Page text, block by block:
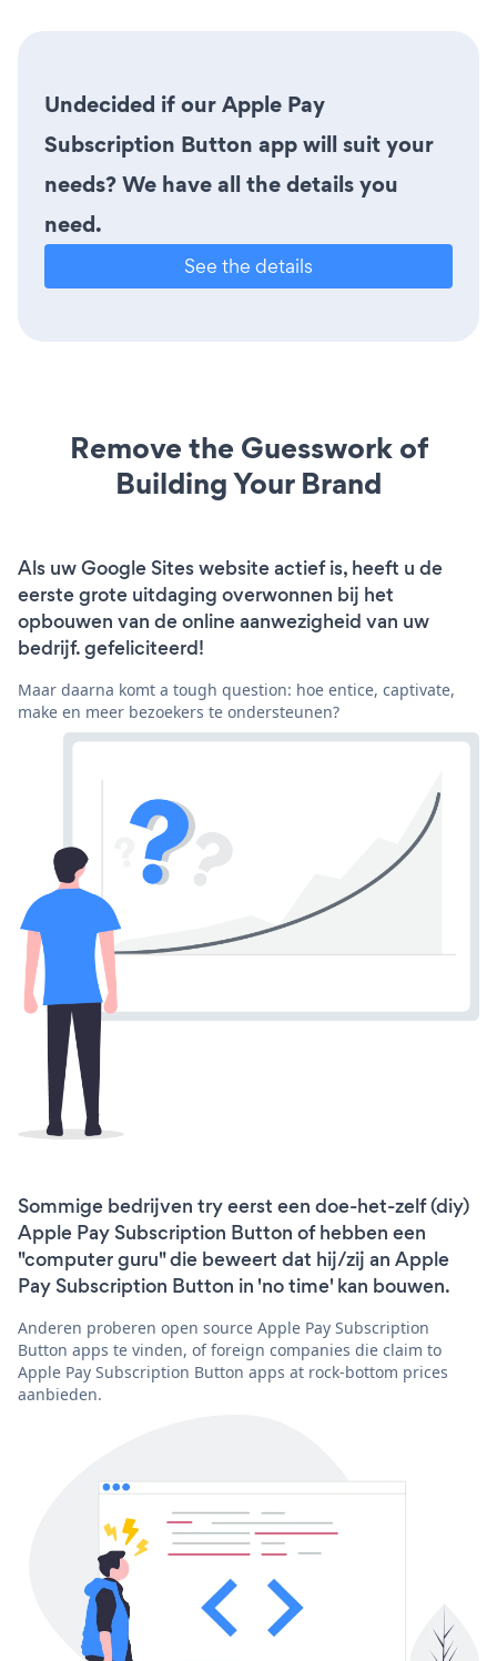
Undecided if our Apple Pay
Subscription Button app will suit your
needs? We have all the details you
need.
See the details
Remove the Guesswork of
Building Your Brand
Als uw Google Sites website actief is, heeft u de
eerste grote uitdaging overwonnen bij het
opbouwen van de online aanwezigheid van uw
bedrijf. gefeliciteerd!
Maar daarna komt a tough question: hoe entice, captivate,
make en meer bezoekers te ondersteunen?
Sommige bedrijven try eerst een doe-het-zelf (diy)
Apple Pay Subscription Button of hebben een
"computer guru" die beweert dat hij/zij an Apple
Pay Subscription Button in 'no time' kan bouwen.
Anderen proberen open source Apple Pay Subscription
Button apps te vinden, of foreign companies die claim to
Apple Pay Subscription Button apps at rock-bottom prices
aanbieden.